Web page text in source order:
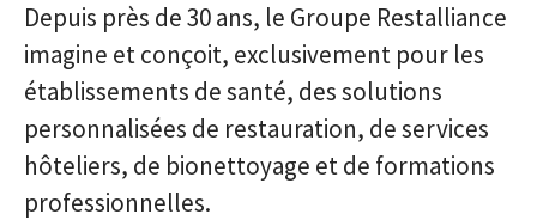
Depuis près de 30 ans, le Groupe Restalliance
imagine et conçoit, exclusivement pour les
établissements de santé, des solutions
personnalisées de restauration, de services
hôteliers, de bionettoyage et de formations
professionnelles.